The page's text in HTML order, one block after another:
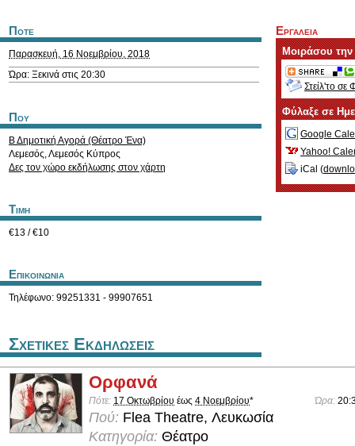
Ποτε
Παρασκευή, 16 Νοεμβρίου, 2018
Ώρα: Ξεκινά στις 20:30
Που
Β Δημοτική Αγορά (Θέατρο Ένα)
Λεμεσός,Λεμεσός Κύπρος
Δες τον χώρο εκδήλωσης στον χάρτη
Τιμη
€13 / €10
Επικοινωνια
Τηλέφωνο: 99251331 - 99907651
Εργαλεια
Μοιράσου
Στείλ'το σε
Φύλαξε σε
Google
Yahoo!
iCal (
Σχετικες Εκδηλωσεις
Ορφανά
Πότε: 17 Οκτωβρίου έως 4 Νοεμβρίου* Ώρα:
Πού: Flea Theatre, Λευκωσία
Κατηγορία: Θέατρο